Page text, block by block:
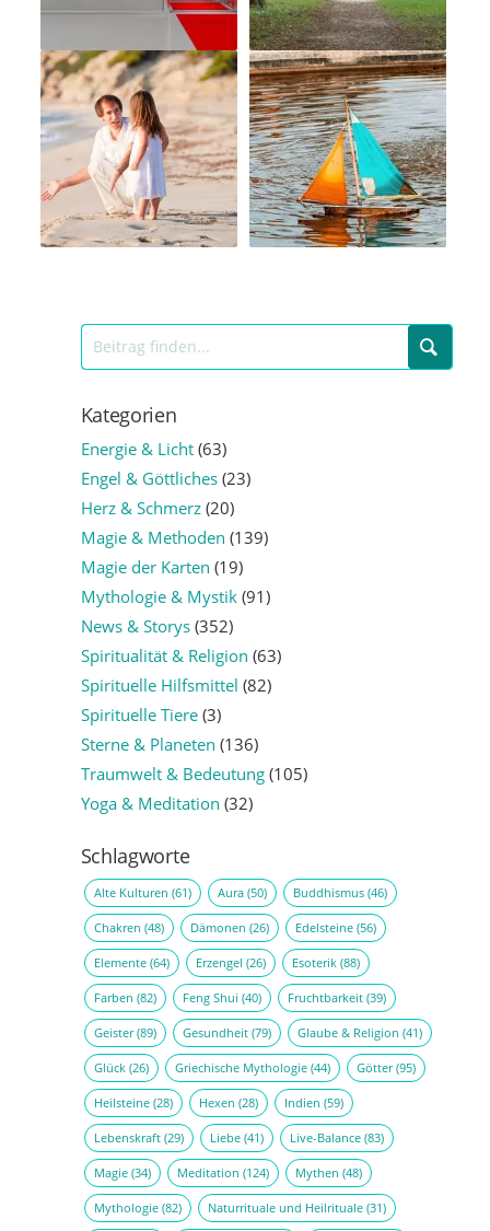
Kategorien
Energie & Licht(63)
Engel & Göttliches(23)
Herz & Schmerz(20)
Magie & Methoden (139)
Magie der Karten (19)
Mythologie & Mystik(91)
News & Storys(352)
Spiritualität & Religion (63)
Spirituelle Hilfsmittel (82)
Spirituelle Tiere(3)
Sterne & Planeten (136)
Traumwelt & Bedeutung(105)
Yoga & Meditation (32)
Schlagworte
Alte Kulturen (61) Aura(50) Buddhismus(46)
Chakren (48) Dämonen (26) Edelsteine(56)
Elemente(64) Erzengel (26) Esoterik(88)
Farben (82) Feng Shui (40) Fruchtbarkeit(39)
Geister(89) Gesundheit(79) Glaube & Religion (41)
Glück(26) Griechische Mythologie(44) Götter(95)
Heilsteine(28) Hexen (28) Indien (59)
Lebenskraft(29) Liebe(41) Live-Balance(83)
Magie(34) Meditation (124) Mythen (48)
Mythologie(82) Naturrituale und Heilrituale(31)